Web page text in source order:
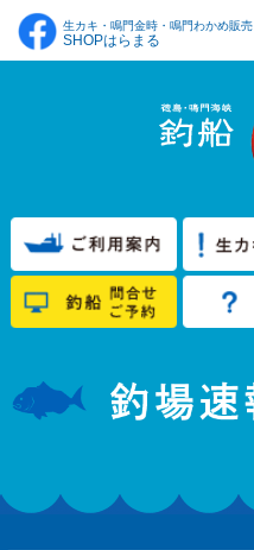
生カキ・鳴門金時・鳴門わかめ販売
SHOPはらまる